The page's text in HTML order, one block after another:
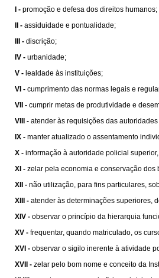
I - promoção e defesa dos direitos humanos;
II - assiduidade e pontualidade;
III - discrição;
IV - urbanidade;
V - lealdade às instituições;
VI - cumprimento das normas legais e
VII - cumprir metas de produtividade e
VIII - atender às requisições das
IX - manter atualizado o assentamento
X - informação à autoridade policial
XI - zelar pela economia e conservação
XII - não utilização, para fins particulares,
XIII - atender às determinações superiores,
XIV - observar o princípio da hierarquia
XV - frequentar, quando matriculado, os
XVI - observar o sigilo inerente à atividade
XVII - zelar pelo bom nome e conceito da